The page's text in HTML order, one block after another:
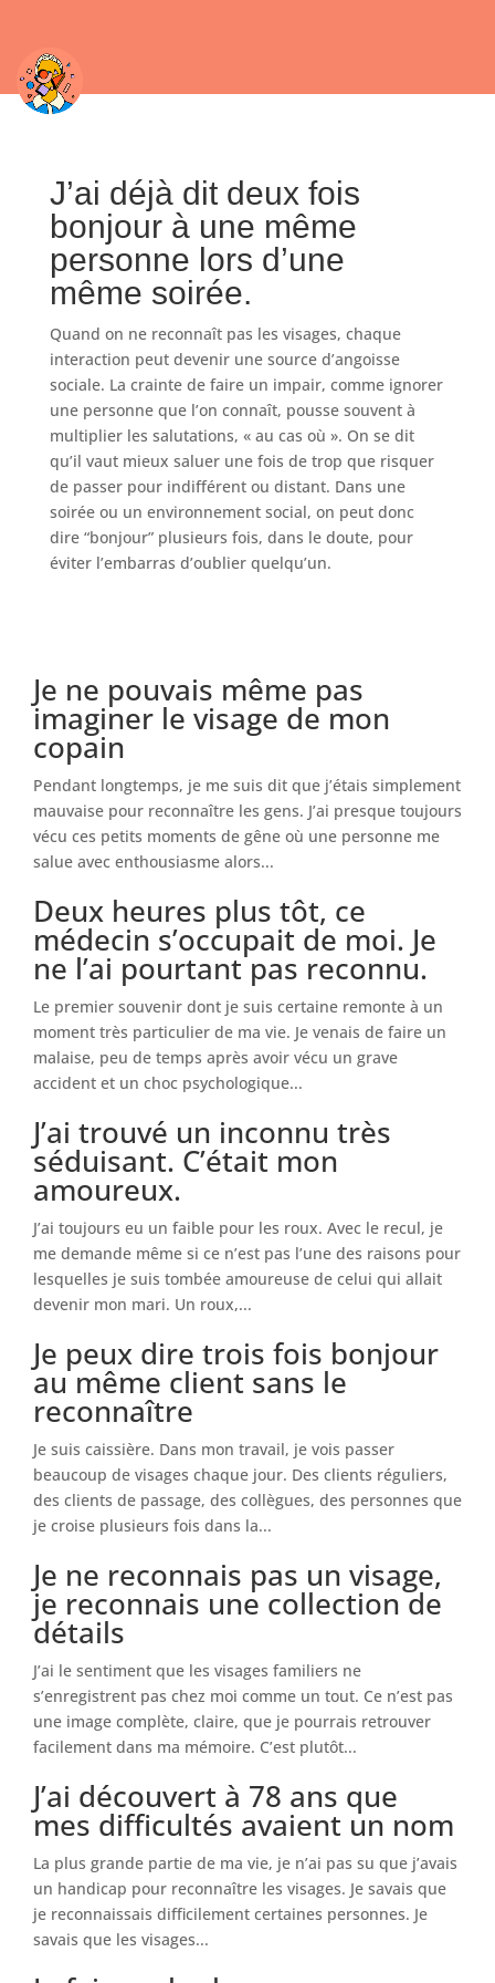
J’ai déjà dit deux fois
bonjour à une même
personne lors d’une
même soirée.
Quand on ne reconnaît pas les visages, chaque
interaction peut devenir une source d’angoisse
sociale. La crainte de faire un impair, comme ignorer
une personne que l’on connaît, pousse souvent à
multiplier les salutations, « au cas où ». On se dit
qu’il vaut mieux saluer une fois de trop que risquer
de passer pour indifférent ou distant. Dans une
soirée ou un environnement social, on peut donc
dire “bonjour” plusieurs fois, dans le doute, pour
éviter l’embarras d’oublier quelqu’un.
Je ne pouvais même pas
imaginer le visage de mon
copain
Pendant longtemps, je me suis dit que j’étais simplement
mauvaise pour reconnaître les gens. J’ai presque toujours
vécu ces petits moments de gêne où une personne me
salue avec enthousiasme alors...
Deux heures plus tôt, ce
médecin s’occupait de moi. Je
ne l’ai pourtant pas reconnu.
Le premier souvenir dont je suis certaine remonte à un
moment très particulier de ma vie. Je venais de faire un
malaise, peu de temps après avoir vécu un grave
accident et un choc psychologique...
J’ai trouvé un inconnu très
séduisant. C’était mon
amoureux.
J’ai toujours eu un faible pour les roux. Avec le recul, je
me demande même si ce n’est pas l’une des raisons pour
lesquelles je suis tombée amoureuse de celui qui allait
devenir mon mari. Un roux,...
Je peux dire trois fois bonjour
au même client sans le
reconnaître
Je suis caissière. Dans mon travail, je vois passer
beaucoup de visages chaque jour. Des clients réguliers,
des clients de passage, des collègues, des personnes que
je croise plusieurs fois dans la...
Je ne reconnais pas un visage,
je reconnais une collection de
détails
J’ai le sentiment que les visages familiers ne
s’enregistrent pas chez moi comme un tout. Ce n’est pas
une image complète, claire, que je pourrais retrouver
facilement dans ma mémoire. C’est plutôt...
J’ai découvert à 78 ans que
mes difficultés avaient un nom
La plus grande partie de ma vie, je n’ai pas su que j’avais
un handicap pour reconnaître les visages. Je savais que
je reconnaissais difficilement certaines personnes. Je
savais que les visages...